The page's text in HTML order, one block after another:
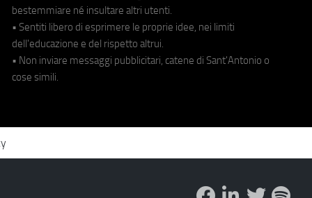
bestemmiare né insultare altri utenti.
• Sentiti libero di esprimere le proprie idee, nei limiti
dell'educazione e del rispetto altrui.
• Non inviare messaggi pubblicitari, catene di Sant'Antonio o
cose simili.